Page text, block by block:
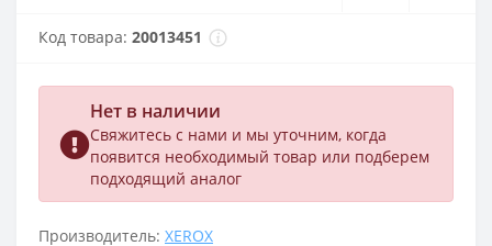
Код товара: 20013451
Нет в наличии
Свяжитесь с нами и мы уточним, когда
появится необходимый товар или подберем
подходящий аналог
Производитель: XEROX